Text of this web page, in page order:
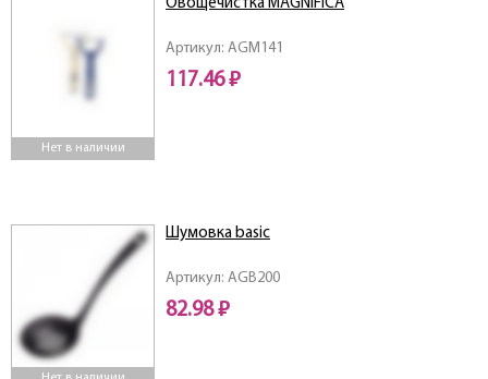
Нет в наличии
Артикул: AGM141
Овощечистка MAGNIFICA
117.46 ₽
Артикул: AGB200
Шумовка basic
82.98 ₽